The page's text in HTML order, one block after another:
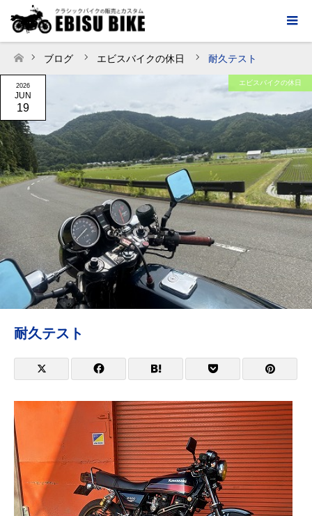
ホーム
ブログ エビスバイクの休日 耐久テスト
2026
JUN
19
エビスバイクの休日
耐久テスト